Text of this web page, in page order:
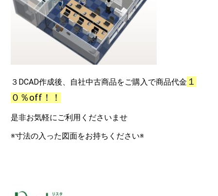
３DCAD作成後、自社中古商品をご購入で商品代金 １
０％off！！
是非お気軽にご利用くださいませ
※寸法の入った図面をお持ちください※